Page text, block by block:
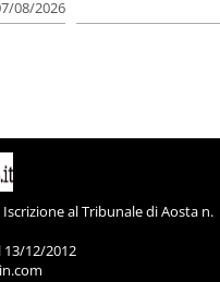
08/2026
al Tribunale di Aosta n.
12/2012